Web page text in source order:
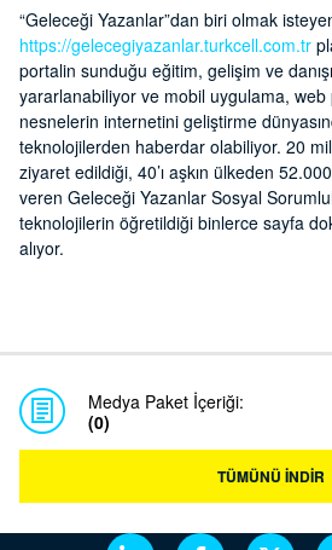
“Geleceği Yazanlar”dan biri olmak
https://gelecegiyazanlar.turkcell.com.tr
portalin sunduğu eğitim, gelişim ve
yararlanabiliyor ve mobil uygulama,
nesnelerin internetini geliştirme
teknolojilerden haberdar olabiliyor. 20
ziyaret edildiği, 40’ı aşkın ülkeden
veren Geleceği Yazanlar Sosyal
teknolojilerin öğretildiği binlerce sayfa
alıyor.
Medya Paket İçeriği:
(0)
TÜMÜNÜ İNDİR